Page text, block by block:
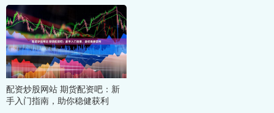
配资炒股网站 期货配资吧：新
手入门指南，助你稳健获利